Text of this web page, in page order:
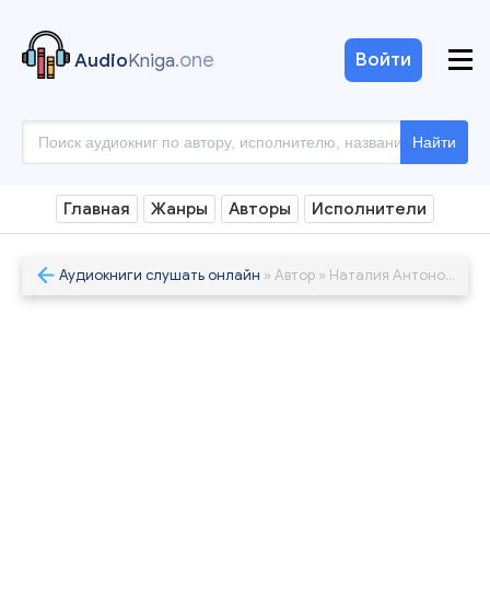
AudioKniga.one
Найти
Войти
Главная Жанры Авторы Исполнители
Аудиокниги слушать онлайн » Автор » Наталия Антонова